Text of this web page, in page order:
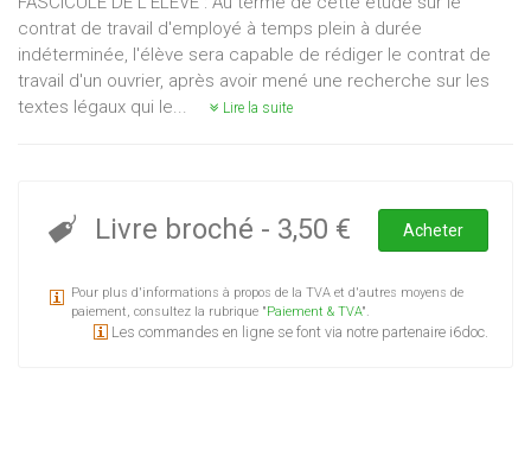
contrat de travail d'employé à temps plein à durée
indéterminée, l'élève sera capable de rédiger le contrat de
travail d'un ouvrier, après avoir mené une recherche sur les
textes légaux qui le...
Lire la suite
Livre broché - 3,50 € Acheter
Pour plus d'informations à propos de la TVA et d'autres moyens de
paiement, consultez la rubrique "Paiement & TVA".
Les commandes en ligne se font via notre partenaire i6doc.